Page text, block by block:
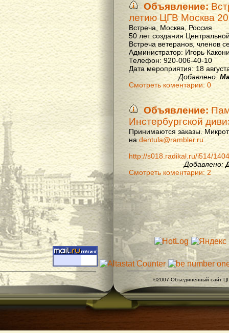
Объявление:
летию ЦГВ Москва
Встреча, Москва, Россия
50 лет создания
Встреча ветеранов, членов
Администратор: Игорь
Телефон: 920-006-40-10
Дата мероприятия: 18
Добавлено:
Смотреть коментарии: 0
Объявление:
Инстербургской
Принимаются заказы.
на dentula@rambler.ru
http://s018.radikal.ru/i514/
Добавлено:
Смотреть коментарии: 2
©2007 Объединенный сайт